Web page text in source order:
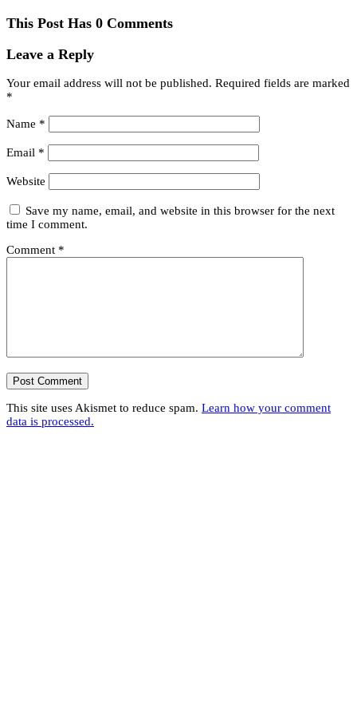
This Post Has 0 Comments
Leave a Reply
Your email address will not be published. Required fields are marked
*
Name *
Email *
Website
Save my name, email, and website in this browser for the next
time I comment.
Comment *
This site uses Akismet to reduce spam. Learn how your comment
data is processed.